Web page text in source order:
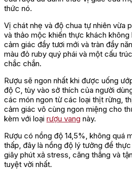
thức nó.
Vị chát nhẹ và độ chua tự nhiên vừa
và thảo mộc khiến thực khách
cảm giác đầy tươi mới và tràn đầy
màu đỏ ruby quý phái và một cấu
chắc chắn.
Rượu sẽ ngon nhất khi được uống
độ C, tùy vào sở thích của người
các món ngon từ các loại thịt rừng,
cảm giác vô cùng ngon miệng cho
kèm với loại rượu vang này.
Rượu có nồng độ 14,5%, không quá
thấp, đây là nồng độ lý tưởng để
giây phút xả stress, căng thẳng và
tuyệt vời nhất.